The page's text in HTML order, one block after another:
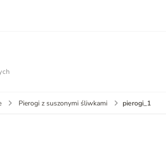
Pierogi z suszonymi śliwkami pierogi_1